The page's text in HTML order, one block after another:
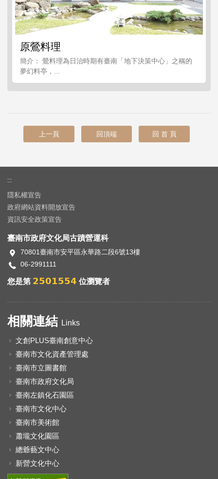
原鶯料理
簡介： 鶯料理為日治時期有臺南「地下決策中心」之稱的
夢幻料亭，...
上一頁 回頂端 回 首 頁
:::
隱私權宣告
政府網站資料開放宣告
資訊安全政策宣告
臺南市政府文化局古蹟營運科
70801臺南市安平區永華路二段6號13樓
06-2991111
您是第 2501554 位瀏覽者
相關連結 Links
文創PLUS臺南創意中心
臺南市文化資產管理處
臺南市立圖書館
臺南市政府文化局
臺南左鎮化石園區
臺南市文化中心
臺南市美術館
蕭壠文化園區
總爺藝文中心
新營文化中心